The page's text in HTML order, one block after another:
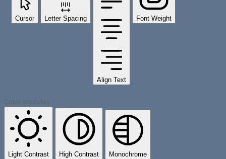
Cursor Letter Spacing
Align Text
Font Weight
Color Modules
Light Contrast High Contrast Monochrome